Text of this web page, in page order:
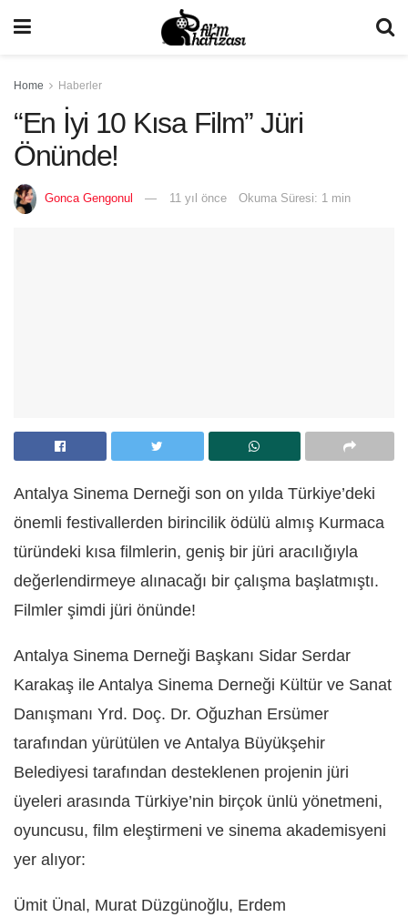
Home Haberler
“En İyi 10 Kısa Film” Jüri
Önünde!
Gonca Gengonul 11 yıl önce Okuma Süresi: 1 min
Antalya Sinema Derneği son on yılda Türkiye’deki
önemli festivallerden birincilik ödülü almış Kurmaca
türündeki kısa filmlerin, geniş bir jüri aracılığıyla
değerlendirmeye alınacağı bir çalışma başlatmıştı.
Filmler şimdi jüri önünde!
Antalya Sinema Derneği Başkanı Sidar Serdar
Karakaş ile Antalya Sinema Derneği Kültür ve Sanat
Danışmanı Yrd. Doç. Dr. Oğuzhan Ersümer
tarafından yürütülen ve Antalya Büyükşehir
Belediyesi tarafından desteklenen projenin jüri
üyeleri arasında Türkiye’nin birçok ünlü yönetmeni,
oyuncusu, film eleştirmeni ve sinema akademisyeni
yer alıyor:
Ümit Ünal, Murat Düzgünoğlu, Erdem